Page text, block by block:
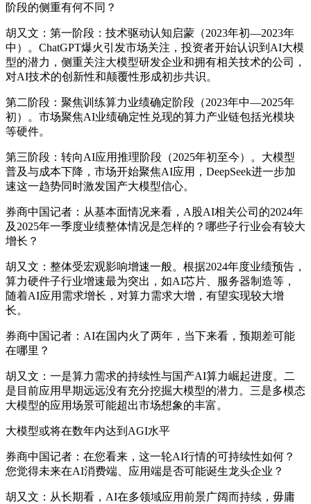
阶段的侧重有何不同？
胡又文：第一阶段：技术驱动认知启蒙（2023年初—2023年
中）。ChatGPT爆火引发市场关注，投资者开始认识到AI大模
型的潜力，侧重关注大模型研发企业和拥有相关技术的公司，
对AI技术的创新性和颠覆性形成初步共识。
第二阶段：聚焦训练算力业绩确定阶段（2023年中—2025年
初）。市场聚焦AI业绩确定性兑现的算力产业链包括光模块
等硬件。
第三阶段：转向AI应用推理阶段（2025年初至今）。大模型
普及与成本下降，市场开始聚焦AI应用，DeepSeek进一步加
速这一趋势同时激发国产大模型信心。
券商中国记者：从基本面情况来看，A股AI相关公司的2024年
及2025年一季度业绩整体情况是怎样的？哪些子行业会有较大
增长？
胡又文：整体受宏观影响增速一般。根据2024年度业绩预告，
算力硬件子行业增速最为突出，如AI芯片、服务器制造等，
随着AI应用需求增长，对算力需求大增，有望实现较大增
长。
券商中国记者：AI在国内火了两年，当下来看，预期差可能
在哪里？
胡又文：一是算力需求的持续性与国产AI算力崛起进度。二
是目前应用早期远远没有充分挖掘大模型的潜力。三是多模态
大模型的应用场景可能超出市场想象的丰富。
大模型或将在数年内达到AGI水平
券商中国记者：在您看来，这一轮AI行情的可持续性如何？
您觉得未来在AI消费端、应用端是否可能诞生龙头企业？
胡又文：从长期看，AI在多领域应用前景广阔而持续，毋庸